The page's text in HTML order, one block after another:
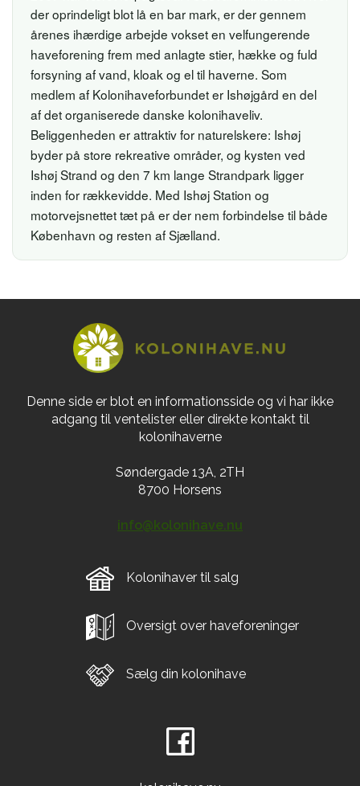
der oprindeligt blot lå en bar mark, er der gennem
årenes ihærdige arbejde vokset en velfungerende
haveforening frem med anlagte stier, hække og fuld
forsyning af vand, kloak og el til haverne. Som
medlem af Kolonihaveforbundet er Ishøjgård en del
af det organiserede danske kolonihaveliv.
Beliggenheden er attraktiv for naturelskere: Ishøj
byder på store rekreative områder, og kysten ved
Ishøj Strand og den 7 km lange Strandpark ligger
inden for rækkevidde. Med Ishøj Station og
motorvejsnettet tæt på er der nem forbindelse til både
København og resten af Sjælland.
Denne side er blot en informationsside og vi har ikke
adgang til ventelister eller direkte kontakt til
kolonihaverne
Søndergade 13A, 2TH
8700 Horsens
info@kolonihave.nu
Kolonihaver til salg
Oversigt over haveforeninger
Sælg din kolonihave